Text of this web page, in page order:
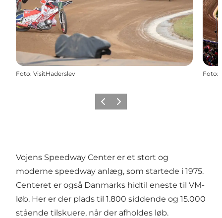
Foto: VisitHaderslev Foto:
ForrigeNæste
Vojens Speedway Center er et stort og
moderne speedway anlæg, som startede i 1975.
Centeret er også Danmarks hidtil eneste til VM-
løb. Her er der plads til 1.800 siddende og 15.000
stående tilskuere, når der afholdes løb.